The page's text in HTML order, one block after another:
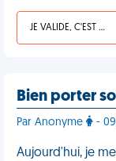
JE VALIDE, C'EST UNE VDM
Bien porter
Par Anonyme -
Aujourd'hui, je